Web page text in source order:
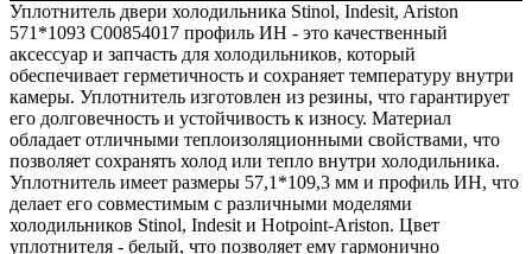
Уплотнитель двери холодильника Stinol, Indesit, Ariston
571*1093 C00854017 профиль ИН - это качественный
аксессуар и запчасть для холодильников, который
обеспечивает герметичность и сохраняет температуру внутри
камеры. Уплотнитель изготовлен из резины, что гарантирует
его долговечность и устойчивость к износу. Материал
обладает отличными теплоизоляционными свойствами, что
позволяет сохранять холод или тепло внутри холодильника.
Уплотнитель имеет размеры 57,1*109,3 мм и профиль ИН, что
делает его совместимым с различными моделями
холодильников Stinol, Indesit и Hotpoint-Ariston. Цвет
уплотнителя - белый, что позволяет ему гармонично